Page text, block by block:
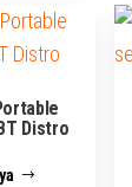
Distro